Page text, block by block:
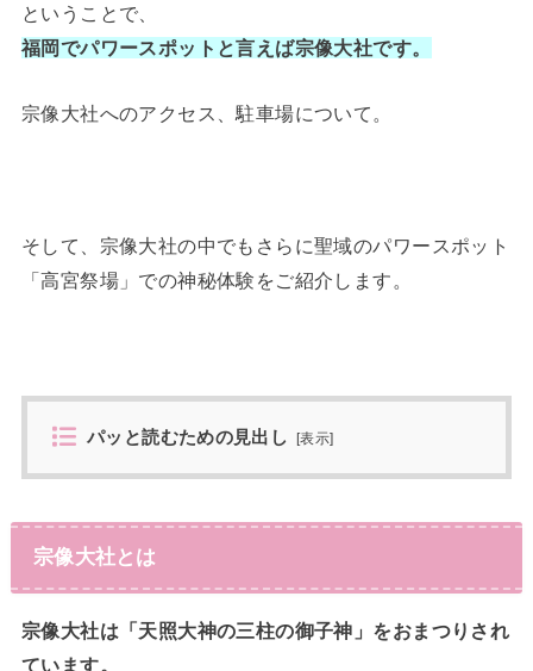
ということで、
福岡でパワースポットと言えば宗像大社です。
宗像大社へのアクセス、駐車場について。
そして、宗像大社の中でもさらに聖域のパワースポット
「高宮祭場」での神秘体験をご紹介します。
パッと読むための見出し [表示]
宗像大社とは
宗像大社は「天照大神の三柱の御子神」をおまつりされ
ています。